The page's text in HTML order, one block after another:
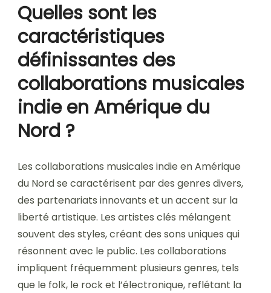
Quelles sont les
caractéristiques
définissantes des
collaborations musicales
indie en Amérique du
Nord ?
Les collaborations musicales indie en Amérique
du Nord se caractérisent par des genres divers,
des partenariats innovants et un accent sur la
liberté artistique. Les artistes clés mélangent
souvent des styles, créant des sons uniques qui
résonnent avec le public. Les collaborations
impliquent fréquemment plusieurs genres, tels
que le folk, le rock et l’électronique, reflétant la